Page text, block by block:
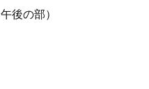
の部）